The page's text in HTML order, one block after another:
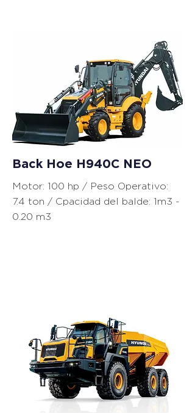
Back Hoes
Back Hoe H940C NEO
Motor: 100 hp / Peso Operativo:
7.4 ton / Cpacidad del balde: 1m3 -
0.20 m3